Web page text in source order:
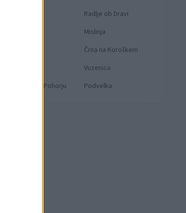
Radlje ob Dravi
Mislinja
Črna na Koroškem
Vuzenica
Ribnica na Pohorju
Podvelka